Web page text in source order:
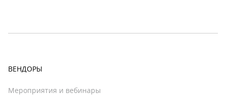
ВЕНДОРЫ
Мероприятия и вебинары